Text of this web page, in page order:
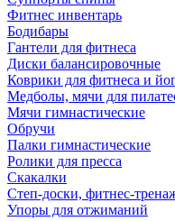
Фитнес инвентарь
Бодибары
Гантели для фитнеса
Диски балансировочные
Коврики для фитнеса и
Медболы, мячи для
Мячи гимнастические
Обручи
Палки гимнастические
Ролики для пресса
Скакалки
Степ-доски, фитнес-
Упоры для отжиманий